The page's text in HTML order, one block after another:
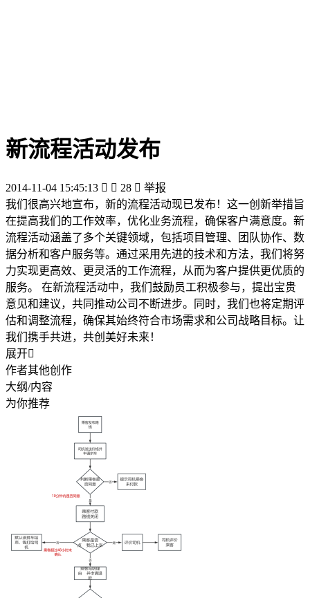
新流程活动发布
2014-11-04 15:45:13   28  举报
我们很高兴地宣布，新的流程活动现已发布！这一创新举措旨
在提高我们的工作效率，优化业务流程，确保客户满意度。新
流程活动涵盖了多个关键领域，包括项目管理、团队协作、数
据分析和客户服务等。通过采用先进的技术和方法，我们将努
力实现更高效、更灵活的工作流程，从而为客户提供更优质的
服务。 在新流程活动中，我们鼓励员工积极参与，提出宝贵
意见和建议，共同推动公司不断进步。同时，我们也将定期评
估和调整流程，确保其始终符合市场需求和公司战略目标。让
我们携手共进，共创美好未来！
展开
作者其他创作
大纲/内容
为你推荐